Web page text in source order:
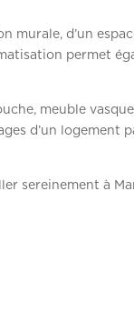
murale, d’un
permet
meuble
d’un logement
sereinement à